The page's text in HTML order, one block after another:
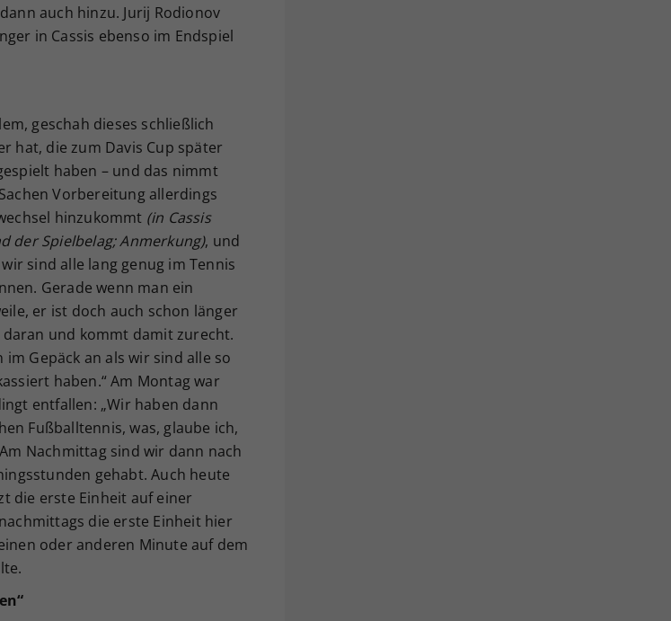
auch hinzu. Jurij Rodionov
in Cassis ebenso im Endspiel
geschah dieses schließlich
hat, die zum Davis Cup später
haben – und das nimmt
Vorbereitung allerdings
hinzukommt (in Cassis
der Spielbelag; Anmerkung), und
sind alle lang genug im Tennis
Gerade wenn man ein
er ist doch auch schon länger
und kommt damit zurecht.
Gepäck an als wir sind alle so
haben.“ Am Montag war
entfallen: „Wir haben dann
Fußballtennis, was, glaube ich,
Nachmittag sind wir dann nach
gehabt. Auch heute
die erste Einheit auf einer
die erste Einheit hier
oder anderen Minute auf dem